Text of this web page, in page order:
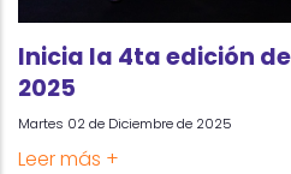
Inicia la 4ta edición
2025
Martes 02 de Diciembre de 2025
Leer más +